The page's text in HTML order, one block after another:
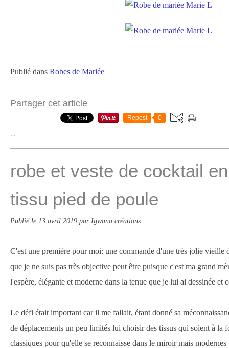
Publié dans Robes de Mariée
Partager cet article
Repost 0
robe et veste de cocktail
tissu pied de poule
Publié le 13 avril 2019 par Igwana créations
C'est une première pour moi: une commande d'une très jolie vieille
que je ne suis pas très objective peut être puisque c'est ma grand
l'espère, élégante et moderne dans la tenue que je lui ai dessinée et
Le défi était important car il me fallait, étant donné sa
de déplacements un peu limités lui choisir des tissus qui soient à la
classiques pour qu'elle se reconnaisse dans le miroir mais